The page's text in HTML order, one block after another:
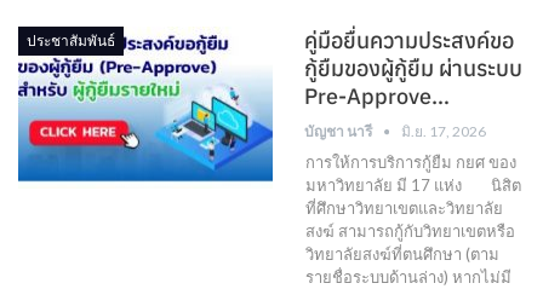
ประชาสัมพันธ์
คู่มือยื่นความประสงค์ขอ
กู้ยืมของผู้กู้ยืม ผ่านระบบ
Pre-Approve…
บัญชา นารี มิ.ย. 17, 2026
การให้การบริการกู้ยืม กยศ ของ
มหาวิทยาลัย มี 17 แห่ง นิสิต
ที่ศึกษาวิทยาเขตและวิทยาลัย
สงฆ์ สามารถกู้กับวิทยาเขตหรือ
วิทยาลัยสงฆ์ที่ตนศึกษา (ตาม
รายชื่อระบบด้านล่าง) หากไม่มี